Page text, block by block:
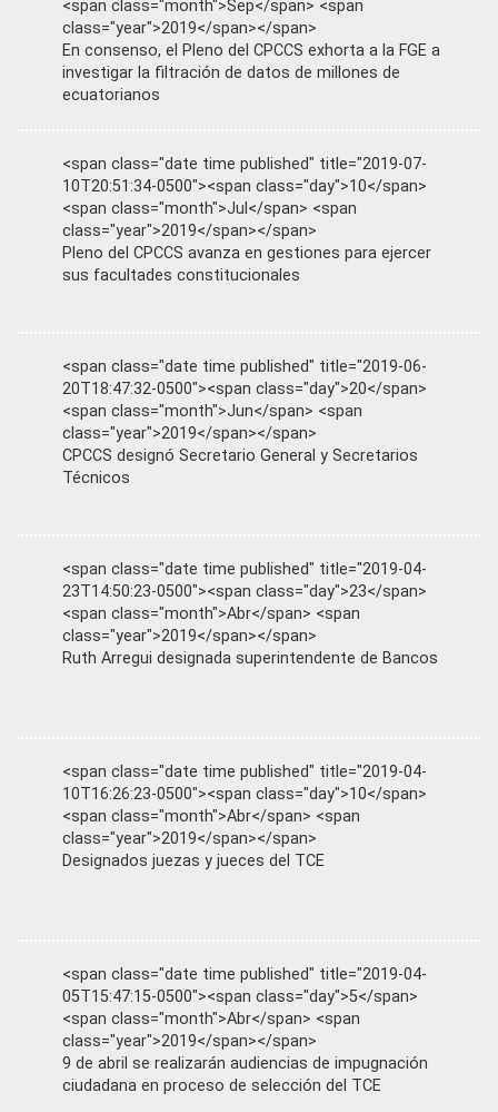
<span class="month">Sep</span> <span
class="year">2019</span></span>
En consenso, el Pleno del CPCCS exhorta a la FGE a
investigar la filtración de datos de millones de
ecuatorianos
<span class="date time published" title="2019-07-
10T20:51:34-0500"><span class="day">10</span>
<span class="month">Jul</span> <span
class="year">2019</span></span>
Pleno del CPCCS avanza en gestiones para ejercer
sus facultades constitucionales
<span class="date time published" title="2019-06-
20T18:47:32-0500"><span class="day">20</span>
<span class="month">Jun</span> <span
class="year">2019</span></span>
CPCCS designó Secretario General y Secretarios
Técnicos
<span class="date time published" title="2019-04-
23T14:50:23-0500"><span class="day">23</span>
<span class="month">Abr</span> <span
class="year">2019</span></span>
Ruth Arregui designada superintendente de Bancos
<span class="date time published" title="2019-04-
10T16:26:23-0500"><span class="day">10</span>
<span class="month">Abr</span> <span
class="year">2019</span></span>
Designados juezas y jueces del TCE
<span class="date time published" title="2019-04-
05T15:47:15-0500"><span class="day">5</span>
<span class="month">Abr</span> <span
class="year">2019</span></span>
9 de abril se realizarán audiencias de impugnación
ciudadana en proceso de selección del TCE